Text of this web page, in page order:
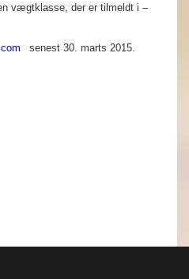
vægtklasse, der er tilmeldt i –
com senest 30. marts 2015.